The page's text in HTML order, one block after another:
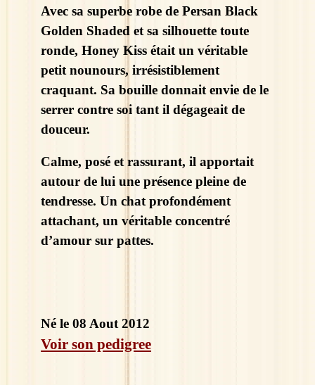
Avec sa superbe robe de Persan Black
Golden Shaded et sa silhouette toute
ronde, Honey Kiss était un véritable
petit nounours, irrésistiblement
craquant. Sa bouille donnait envie de le
serrer contre soi tant il dégageait de
douceur.
Calme, posé et rassurant, il apportait
autour de lui une présence pleine de
tendresse. Un chat profondément
attachant, un véritable concentré
d’amour sur pattes.
Né le 08 Aout 2012
Voir son pedigree